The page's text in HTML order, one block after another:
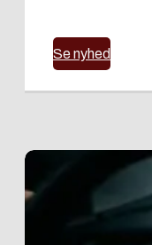
Se nyhed